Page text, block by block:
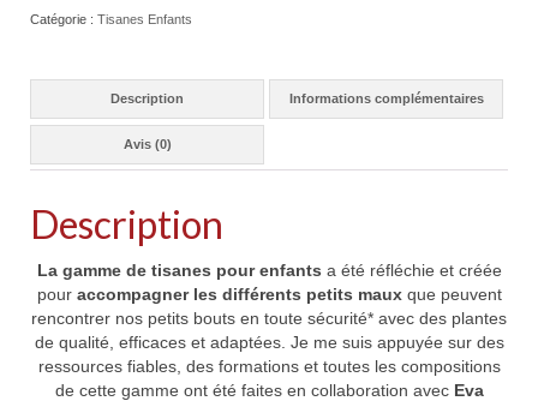
Catégorie : Tisanes Enfants
Description Informations complémentaires
Avis (0)
Description
La gamme de tisanes pour enfants a été réfléchie et créée
pour accompagner les différents petits mauxque peuvent
rencontrer nos petits bouts en toute sécurité* avec des plantes
de qualité, efficaces et adaptées. Je me suis appuyée sur des
ressources fiables, des formations et toutes les compositions
de cette gamme ont été faites en collaboration avec Eva